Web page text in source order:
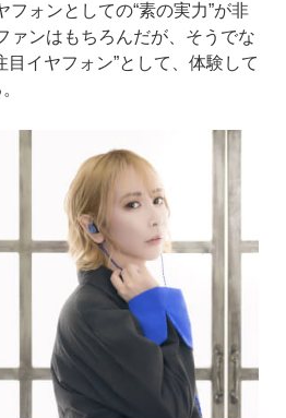
フォンとしての“素の実力”が非
ァンはもちろんだが、そうでな
目イヤフォン”として、体験して